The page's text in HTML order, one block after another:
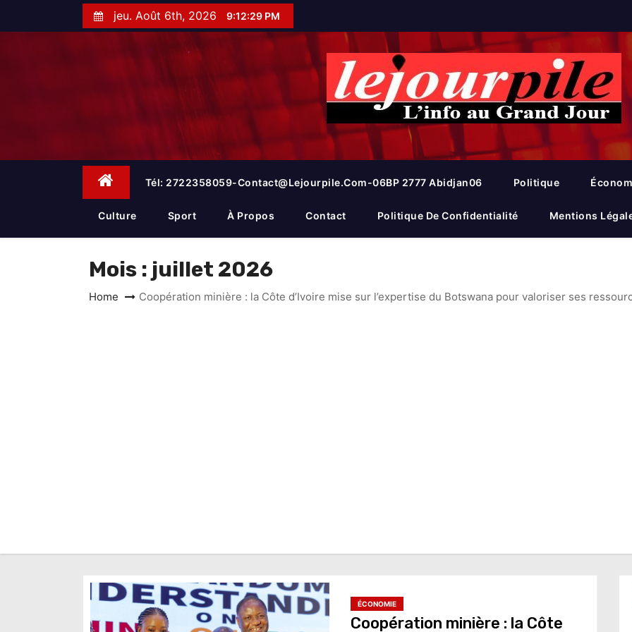
t
jeu. Août 6th, 2026 9:12:30 PM
Tél: 2722358059-Contact@lejourpile.com-06BP 2777 Abidjan06 Politique
Culture Sport À Propos Contact Politique De Confidentialité Mentions
Mois : juillet 2026
Home Coopération minière : la Côte d’Ivoire mise sur l’expertise du Botswana pour valoriser ses
ÉCONOMIE
Coopération minière : la Côte